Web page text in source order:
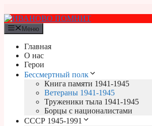
к
содержимому
Меню
Главная
О нас
Герои
Бессмертный полк
Книга памяти 1941-1945
Ветераны 1941-1945
Труженики тыла 1941-1945
Борцы с националистами
СССР 1945-1991